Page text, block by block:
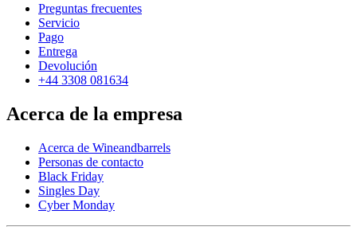
Preguntas frecuentes
Servicio
Pago
Entrega
Devolución
+44 3308 081634
Acerca de la empresa
Acerca de Wineandbarrels
Personas de contacto
Black Friday
Singles Day
Cyber Monday